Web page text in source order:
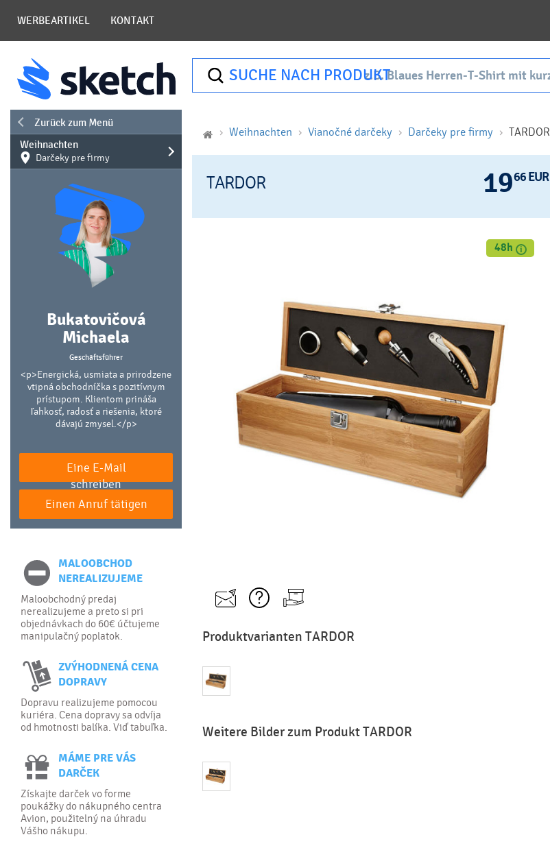
WERBEARTIKEL KONTAKT
SUCHE NACH PRODUKT
Zurück zum Menü
Weihnachten
Darčeky pre firmy
Bukatovičová
Michaela
Geschäftsführer
<p>Energická, usmiata a prirodzene
vtipná obchodníčka s pozitívnym
prístupom. Klientom prináša
ľahkosť, radosť a riešenia, ktoré
dávajú zmysel.</p>
Eine E-Mail
schreiben
Einen Anruf tätigen
MALOOBCHOD
NEREALIZUJEME
Maloobchodný predaj
nerealizujeme a preto si pri
objednávkach do 60€ účtujeme
manipulačný poplatok.
ZVÝHODNENÁ CENA
DOPRAVY
Dopravu realizujeme pomocou
kuriéra. Cena dopravy sa odvíja
od hmotnosti balíka. Viď tabuľka.
MÁME PRE VÁS
DARČEK
Získajte darček vo forme
poukážky do nákupného centra
Avion, použitelný na úhradu
Vášho nákupu.
Weihnachten Vianočné darčeky Darčeky pre firmy TARDOR
TARDOR 1966 EUR
48h
Produktvarianten TARDOR
Weitere Bilder zum Produkt TARDOR